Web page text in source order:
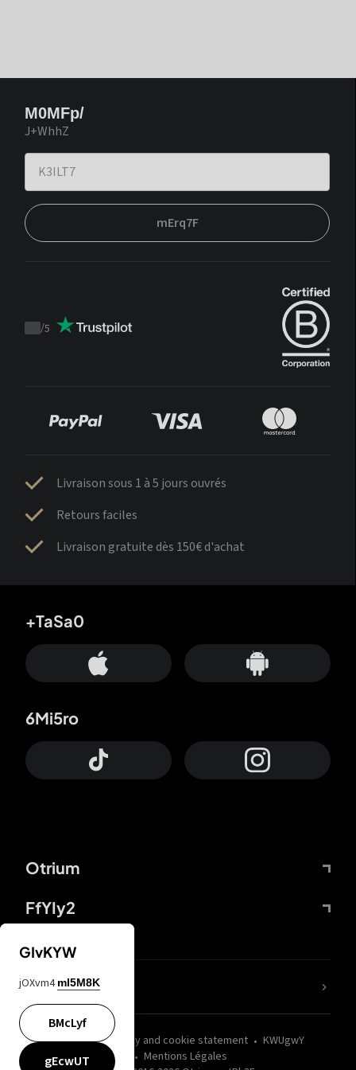
M0MFp/
J+WhhZ
mErq7F
Trustpilot
/5
Livraison sous 1 à 5 jours ouvrés
Retours faciles
Livraison gratuite dès 150€ d'achat
Otrium
FfYIy2
+TaSa0
6Mi5ro
wZQPfd Privacy and cookie statement
KWUgwY
Mentions Légales
nLC6tu
GIvKYW
jOXvm4 mI5M8K
BMcLyf
gEcwUT